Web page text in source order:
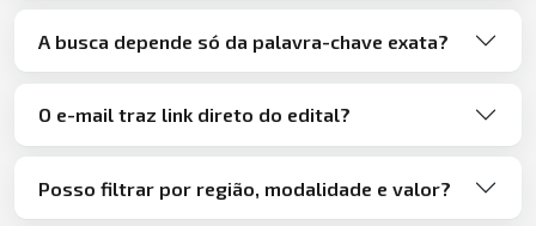
A busca depende só da palavra-chave exata?
O e-mail traz link direto do edital?
Posso filtrar por região, modalidade e valor?